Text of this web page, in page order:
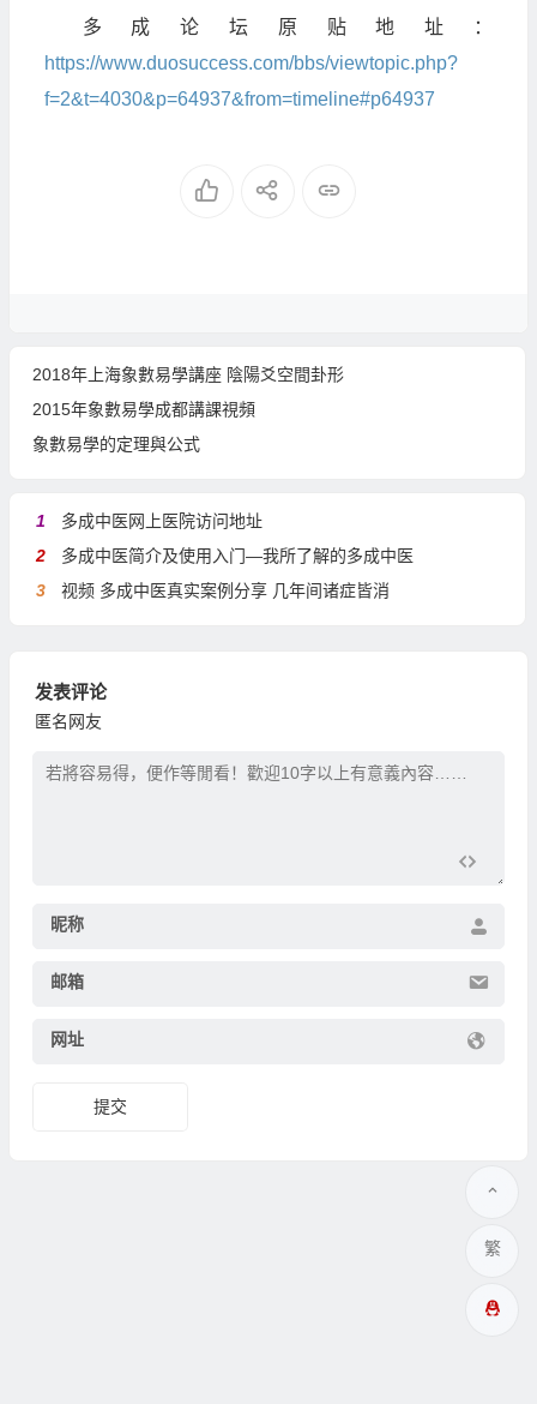
多成论坛原贴地址：
https://www.duosuccess.com/bbs/viewtopic.php?
f=2&t=4030&p=64937&from=timeline#p64937
2018年上海象數易學講座 陰陽爻空間卦形
2015年象數易學成都講課視頻
象數易學的定理與公式
1
多成中医网上医院访问地址
2
多成中医简介及使用入门—我所了解的多成中医
3
视频 多成中医真实案例分享 几年间诸症皆消
发表评论
匿名网友
昵称
邮箱
网址
繁